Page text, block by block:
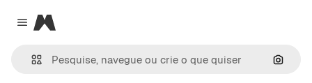
Close menu
Magnific